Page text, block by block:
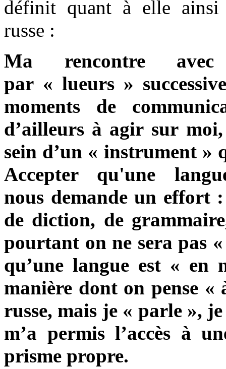
définit quant à elle ainsi
russe :
Ma rencontre
par « lueurs »
moments de
d’ailleurs à agir sur
sein d’un « instrument »
Accepter qu'une
nous demande un effort
de diction, de
pourtant on ne sera pas
qu’une langue est « en
manière dont on pense
russe, mais je « parle»,
m’a permis l’accès à
prisme propre.